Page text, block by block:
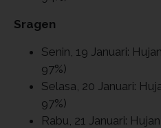
Sragen
Senin, 19 Januari:
97%)
Selasa, 20 Januari:
97%)
Rabu, 21 Januari: